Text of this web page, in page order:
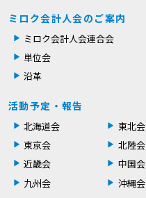
ミロク会計人会のご案内
ミロク会計人会連合会
単位会
沿革
活動予定・報告
北海道会 東北会
東京会
北陸会
近畿会
中国会
九州会
沖縄会